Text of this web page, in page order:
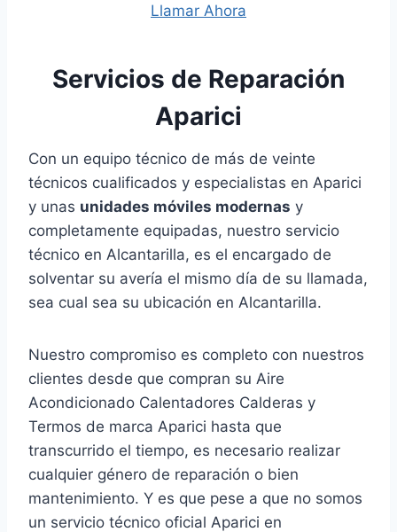
Llamar Ahora
Servicios de Reparación
Aparici
Con un equipo técnico de más de veinte
técnicos cualificados y especialistas en Aparici
y unas unidades móviles modernas y
completamente equipadas, nuestro servicio
técnico en Alcantarilla, es el encargado de
solventar su avería el mismo día de su llamada,
sea cual sea su ubicación en Alcantarilla.
Nuestro compromiso es completo con nuestros
clientes desde que compran su Aire
Acondicionado Calentadores Calderas y
Termos de marca Aparici hasta que
transcurrido el tiempo, es necesario realizar
cualquier género de reparación o bien
mantenimiento. Y es que pese a que no somos
un servicio técnico oficial Aparici en